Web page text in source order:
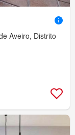
Aveiro, Distrito